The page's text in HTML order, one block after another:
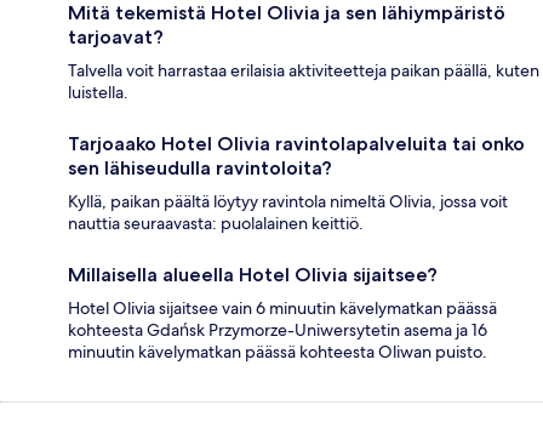
Mitä tekemistä Hotel Olivia ja sen lähiympäristö
tarjoavat?
Talvella voit harrastaa erilaisia aktiviteetteja paikan päällä, kuten
luistella.
Tarjoaako Hotel Olivia ravintolapalveluita tai onko
sen lähiseudulla ravintoloita?
Kyllä, paikan päältä löytyy ravintola nimeltä Olivia, jossa voit
nauttia seuraavasta: puolalainen keittiö.
Millaisella alueella Hotel Olivia sijaitsee?
Hotel Olivia sijaitsee vain 6 minuutin kävelymatkan päässä
kohteesta Gdańsk Przymorze-Uniwersytetin asema ja 16
minuutin kävelymatkan päässä kohteesta Oliwan puisto.